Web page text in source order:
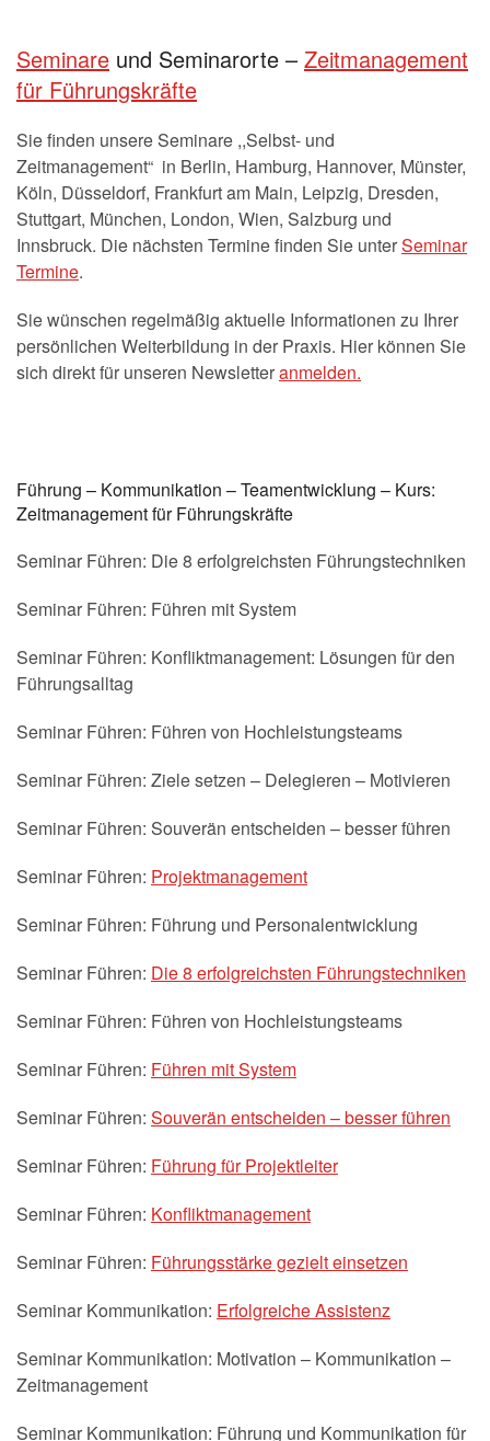
Seminare und Seminarorte – Zeitmanagement
für Führungskräfte
Sie finden unsere Seminare ,,Selbst- und
Zeitmanagement“ in Berlin, Hamburg, Hannover, Münster,
Köln, Düsseldorf, Frankfurt am Main, Leipzig, Dresden,
Stuttgart, München, London, Wien, Salzburg und
Innsbruck. Die nächsten Termine finden Sie unterSeminar
Termine.
Sie wünschen regelmäßig aktuelle Informationen zu Ihrer
persönlichen Weiterbildung in der Praxis. Hier können Sie
sich direkt für unseren Newsletteranmelden.
Führung – Kommunikation – Teamentwicklung – Kurs:
Zeitmanagement für Führungskräfte
Seminar Führen: Die 8 erfolgreichsten Führungstechniken
Seminar Führen: Führen mit System
Seminar Führen: Konfliktmanagement: Lösungen für den
Führungsalltag
Seminar Führen: Führen von Hochleistungsteams
Seminar Führen: Ziele setzen – Delegieren – Motivieren
Seminar Führen: Souverän entscheiden – besser führen
Seminar Führen: Projektmanagement
Seminar Führen: Führung und Personalentwicklung
Seminar Führen: Die 8 erfolgreichsten Führungstechniken
Seminar Führen: Führen von Hochleistungsteams
Seminar Führen: Führen mit System
Seminar Führen: Souverän entscheiden – besser führen
Seminar Führen: Führung für Projektleiter
Seminar Führen: Konfliktmanagement
Seminar Führen: Führungsstärke gezielt einsetzen
Seminar Kommunikation: Erfolgreiche Assistenz
Seminar Kommunikation: Motivation – Kommunikation –
Zeitmanagement
Seminar Kommunikation: Führung und Kommunikation für